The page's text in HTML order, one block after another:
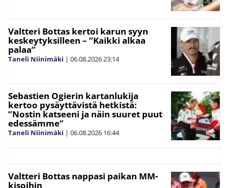
Valtteri Bottas kertoi karun syyn
keskeytyksilleen – ”Kaikki alkaa
palaa”
Taneli Niinimäki | 06.08.202623:14
Sebastien Ogierin kartanlukija
kertoo pysäyttävistä hetkistä:
”Nostin katseeni ja näin suuret puut
edessämme”
Taneli Niinimäki | 06.08.2026 16:44
Valtteri Bottas nappasi paikan MM-
kisoihin